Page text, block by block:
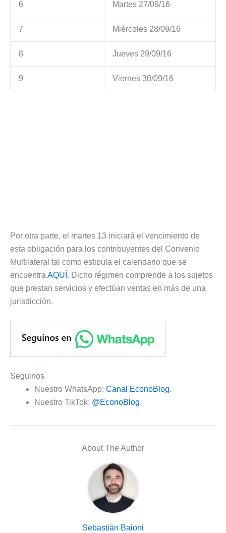
6 Martes 27/09/16
7 Miércoles 28/09/16
8 Jueves 29/09/16
9 Viernes 30/09/16
Por otra parte, el martes 13 iniciará el vencimiento de
esta obligación para los contribuyentes del Convenio
Multilateral tal como estipula el calendario que se
encuentra AQUÍ . Dicho régimen comprende a los sujetos
que prestan servicios y efectúan ventas en más de una
jurisdicción.
Seguinos
Nuestro WhatsApp: Canal EconoBlog.
Nuestro TikTok: @EconoBlog.
About The Author
Sebastián Baioni